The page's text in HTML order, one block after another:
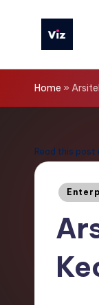
V
iz
o
Home »
Read this post
Posted